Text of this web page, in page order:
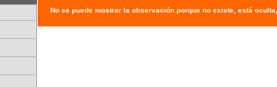
No se puede mostrar la observación porque no existe, está